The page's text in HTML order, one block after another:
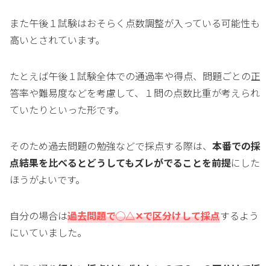
また午後１試験はおそらく点数調整が入っている可能性も
高いとされています。
たとえば午後１試験全体での通過率や得点、問題ごとの正
答率や難易度などを考慮して、１問の点数比重が考えられ
ていたりといった形です。
そのため過去問題の勉強などで採点する際は、 本番での採
点結果を比べるとどうしてもズレがでることを前提にした
ほうがよいです。
自分の場合は過去問題で◯△✕で区分けして採点するよう
にいていました。